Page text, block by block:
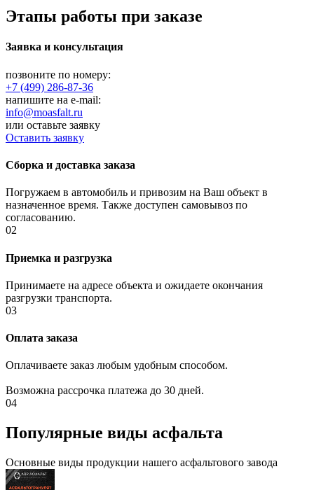
Этапы работы при заказе
Заявка и консультация
позвоните по номеру:
+7 (499) 286-87-36
напишите на e-mail:
info@moasfalt.ru
или оставьте заявку
Оставить заявку
Сборка и доставка заказа
Погружаем в автомобиль и привозим на Ваш объект в
назначенное время. Также доступен самовывоз по
согласованию.
02
Приемка и разгрузка
Принимаете на адресе объекта и ожидаете окончания
разгрузки транспорта.
03
Оплата заказа
Оплачиваете заказ любым удобным способом.
Возможна рассрочка платежа до 30 дней.
04
Популярные виды асфальта
Основные виды продукции нашего асфальтового завода